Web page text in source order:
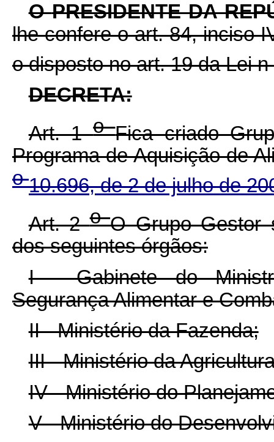
OPRESIDENTE DA
lhe confere o art. 84, inciso
o disposto no art. 19 da Lei n
DECRETA:
Art. 1oFica criado
Programa de Aquisição de
o10.696, de 2 de julho de
Art. 2oO Grupo Gestor
dos seguintes órgãos:
I - Gabinete do
Segurança Alimentar e
II - Ministério da Fazenda;
III - Ministério da
IV - Ministério do
V - Ministério do